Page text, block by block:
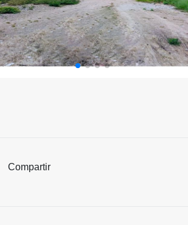
Compartir